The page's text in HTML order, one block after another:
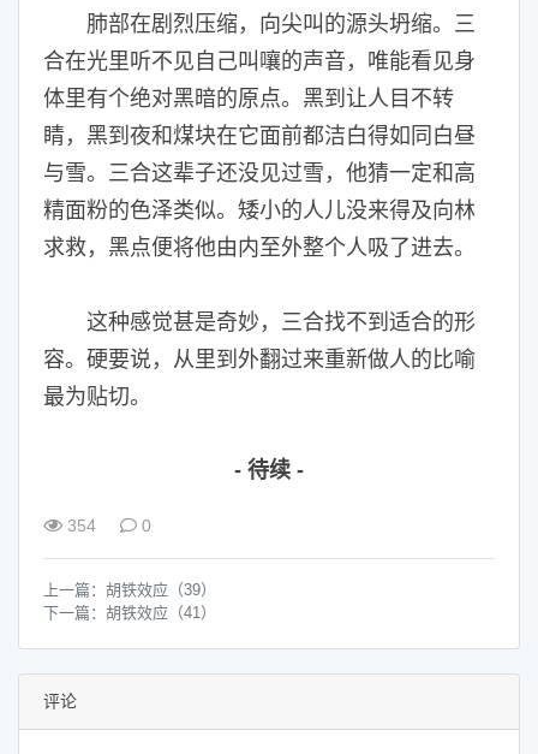
肺部在剧烈压缩，向尖叫的源头坍缩。三
合在光里听不见自己叫嚷的声音，唯能看见身
体里有个绝对黑暗的原点。黑到让人目不转
睛，黑到夜和煤块在它面前都洁白得如同白昼
与雪。三合这辈子还没见过雪，他猜一定和高
精面粉的色泽类似。矮小的人儿没来得及向林
求救，黑点便将他由内至外整个人吸了进去。
这种感觉甚是奇妙，三合找不到适合的形
容。硬要说，从里到外翻过来重新做人的比喻
最为贴切。
- 待续 -
354 0
上一篇： 胡铁效应（39）
下一篇： 胡铁效应（41）
评论